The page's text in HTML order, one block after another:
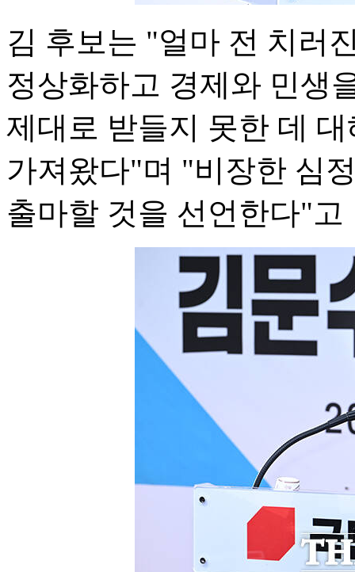
김 후보는 "얼마 전 치러
정상화하고 경제와 민생
제대로 받들지 못한 데
가져왔다"며 "비장한 심
출마할 것을 선언한다"고